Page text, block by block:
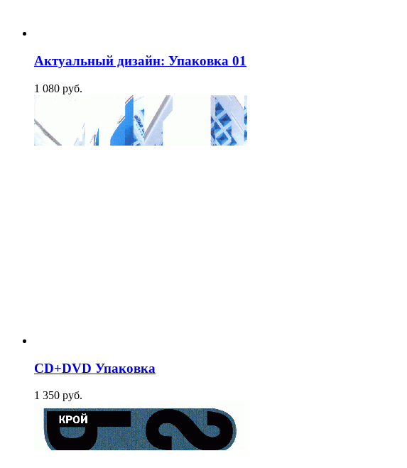
Актуальный дизайн: Упаковка 01
1 080 pуб.
CD+DVD Упаковка
1 350 pуб.